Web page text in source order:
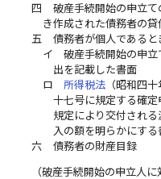
四
破産手続開始の申立
き作成された債務者の
五
債務者が個人である
イ
破産手続開始の申
出を記載した書面
ロ
所得税法（昭和四十
十七号に規定する確
規定により交付され
入の額を明らかにする
六
債務者の財産目録
（破産手続開始の申立人